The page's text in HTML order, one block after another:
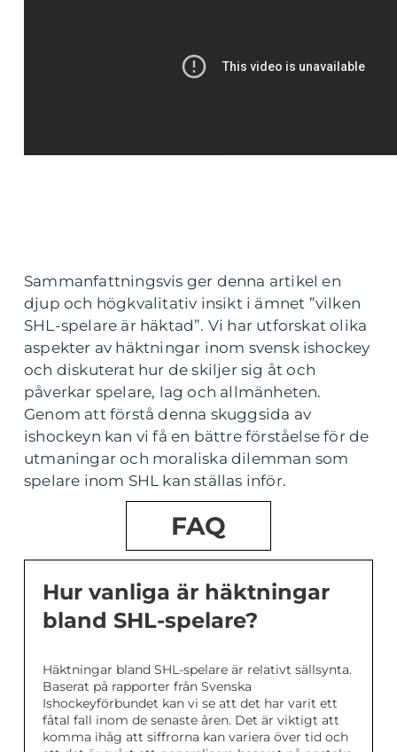
Sammanfattningsvis ger denna artikel en
djup och högkvalitativ insikt i ämnet ”vilken
SHL-spelare är häktad”. Vi har utforskat olika
aspekter av häktningar inom svensk ishockey
och diskuterat hur de skiljer sig åt och
påverkar spelare, lag och allmänheten.
Genom att förstå denna skuggsida av
ishockeyn kan vi få en bättre förståelse för de
utmaningar och moraliska dilemman som
spelare inom SHL kan ställas inför.
FAQ
Hur vanliga är häktningar
bland SHL-spelare?
Häktningar bland SHL-spelare är relativt sällsynta.
Baserat på rapporter från Svenska
Ishockeyförbundet kan vi se att det har varit ett
fåtal fall inom de senaste åren. Det är viktigt att
komma ihåg att siffrorna kan variera över tid och